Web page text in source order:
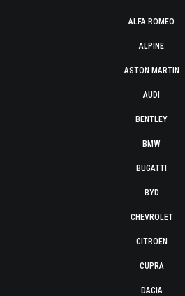
ALFA ROMEO
ALPINE
ASTON MARTIN
AUDI
BENTLEY
BMW
BUGATTI
BYD
CHEVROLET
CITROËN
CUPRA
DACIA